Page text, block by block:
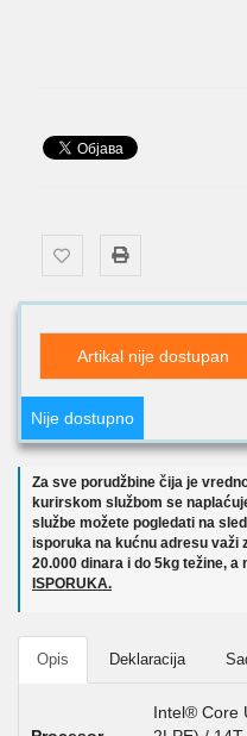
Artikal nije dostupan
Nije dostupno
Za sve porudžbine čija je
kurirskom službom se
službe možete pogledati na
isporuka na kućnu adresu važi
20.000 dinara i do 5kg težine, a
ISPORUKA.
Opis Deklaracija
Intel® Core